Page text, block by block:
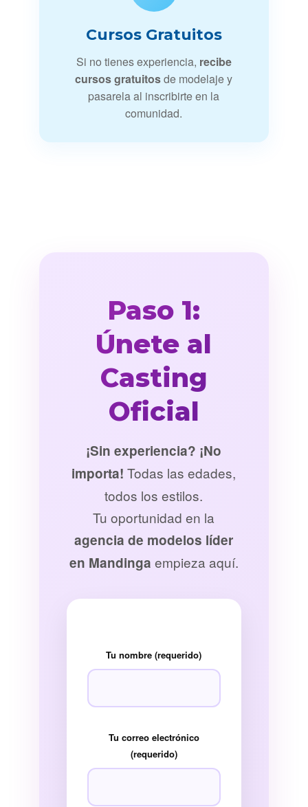
Cursos Gratuitos
Si no tienes experiencia, recibe
cursos gratuitosde modelaje y
pasarela al inscribirte en la
comunidad.
Paso 1:
Únete al
Casting
Oficial
¡Sin experiencia? ¡No
importa! Todas las edades,
todos los estilos.
Tu oportunidad en la
agencia de modelos líder
en Mandinga empieza aquí.
Tu nombre (requerido)
Tu correo electrónico
(requerido)